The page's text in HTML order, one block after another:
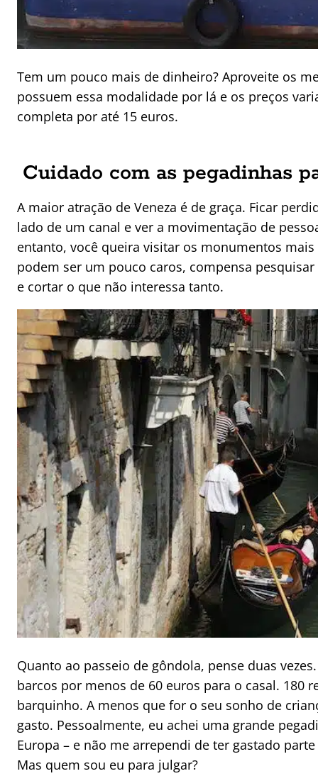
Tem um pouco mais de dinheiro? Aproveite os
possuem essa modalidade por lá e os preços
completa por até 15 euros.
Cuidado com as pegadinhas
A maior atração de Veneza é de graça. Ficar
lado de um canal e ver a movimentação de
entanto, você queira visitar os monumentos
podem ser um pouco caros, compensa
e cortar o que não interessa tanto.
Quanto ao passeio de gôndola, pense duas
barcos por menos de 60 euros para o casal. 180
barquinho. A menos que for o seu sonho de
gasto. Pessoalmente, eu achei uma grande
Europa – e não me arrependi de ter gastado
Mas quem sou eu para julgar?